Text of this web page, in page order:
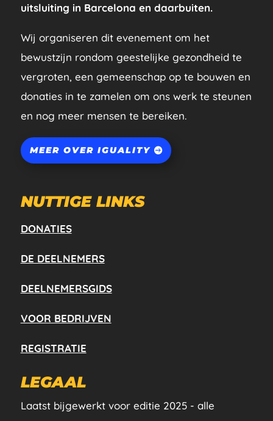
uitsluiting in Barcelona en daarbuiten.
Wij organiseren dit evenement om het
bewustzijn rondom geestelijke gezondheid te
vergroten, een gemeenschap op te bouwen en
donaties in te zamelen om ons werk te steunen
en nog meer mensen te bereiken.
MEER OVER IGUALITY
NUTTIGE LINKS
DONATIES
DE DEELNEMERS
DEELNEMERSGIDS
VOOR BEDRIJVEN
REGISTRATIE
LEGAAL
Laatst bijgewerkt voor editie 2025 - alle